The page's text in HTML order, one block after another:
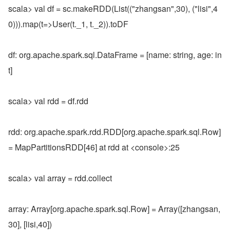
scala> val df = sc.makeRDD(List(("zhangsan",30), ("lisi",4
0))).map(t=>User(t._1, t._2)).toDF
df: org.apache.spark.sql.DataFrame = [name: string, age: in
t]
scala> val rdd = df.rdd
rdd: org.apache.spark.rdd.RDD[org.apache.spark.sql.Row]
= MapPartitionsRDD[46] at rdd at <console>:25
scala> val array = rdd.collect
array: Array[org.apache.spark.sql.Row] = Array([zhangsan,
30], [lisi,40])